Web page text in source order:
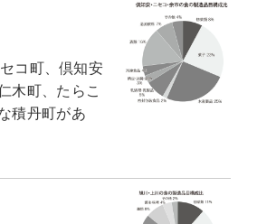
コ町、倶知安
木町、たらこ
積丹町があ